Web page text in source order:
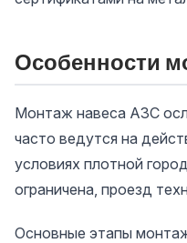
Особенности
Монтаж навеса АЗС
часто ведутся на
условиях плотной
ограничена, проезд
Основные этапы